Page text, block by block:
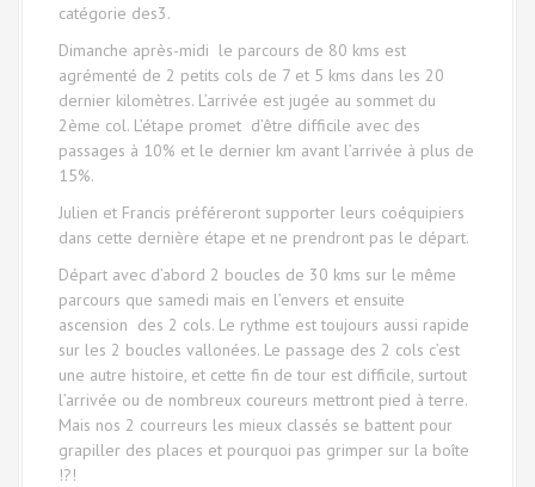
catégorie des3.
Dimanche après-midi le parcours de 80 kms est
agrémenté de 2 petits cols de 7 et 5 kms dans les 20
dernier kilomètres. L’arrivée est jugée au sommet du
2ème col. L’étape promet d’être difficile avec des
passages à 10% et le dernier km avant l’arrivée à plus de
15%.
Julien et Francis préféreront supporter leurs coéquipiers
dans cette dernière étape et ne prendront pas le départ.
Départ avec d’abord 2 boucles de 30 kms sur le même
parcours que samedi mais en l’envers et ensuite
ascension des 2 cols. Le rythme est toujours aussi rapide
sur les 2 boucles vallonées. Le passage des 2 cols c’est
une autre histoire, et cette fin de tour est difficile, surtout
l’arrivée ou de nombreux coureurs mettront pied à terre.
Mais nos 2 courreurs les mieux classés se battent pour
grapiller des places et pourquoi pas grimper sur la boîte
!?!